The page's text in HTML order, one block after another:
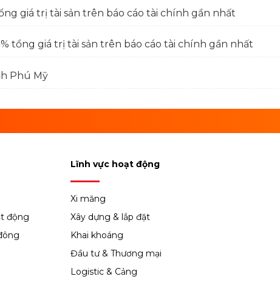
giá trị tài sản trên báo cáo tài chính gần nhất
tổng giá trị tài sản trên báo cáo tài chính gần nhất
Phú Mỹ
động
Lĩnh vực hoạt động
Xi măng
Xây dựng & lắp đặt
Khai khoáng
Đầu tư & Thương mại
Logistic & Cảng